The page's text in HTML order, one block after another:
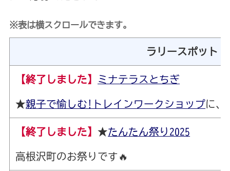
※表は横スクロールできます。
ラリースポット
【終了しました】 ミナテラスとちぎ
★親子で愉しむ!トレインワークショップに、
【終了しました】 ★たんたん祭り2025
高根沢町のお祭りです🔥